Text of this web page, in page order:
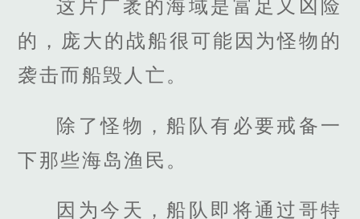
这片广袤的海域是富足又凶险
的，庞大的战船很可能因为怪物的
袭击而船毁人亡。
除了怪物，船队有必要戒备一
下那些海岛渔民。
因为今天，船队即将通过哥特